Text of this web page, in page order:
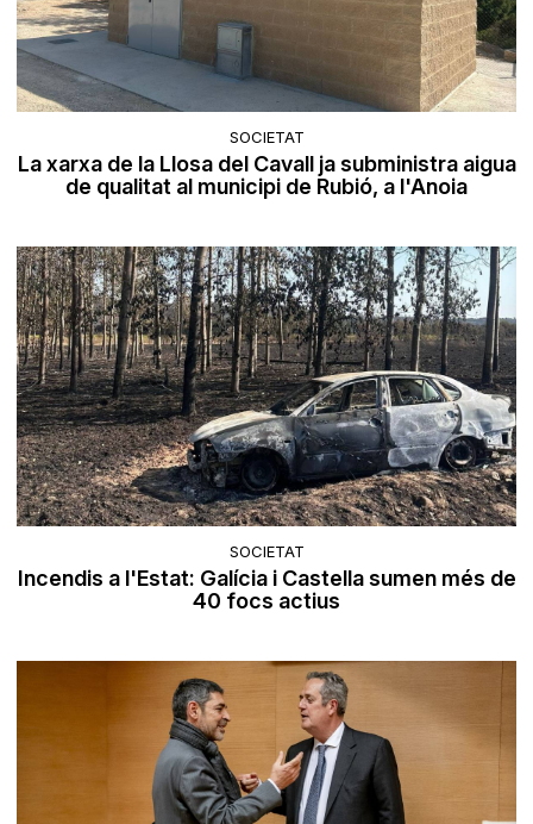
SOCIETAT
La xarxa de la Llosa del Cavall ja subministra aigua
de qualitat al municipi de Rubió, a l'Anoia
SOCIETAT
Incendis a l'Estat: Galícia i Castella sumen més de
40 focs actius